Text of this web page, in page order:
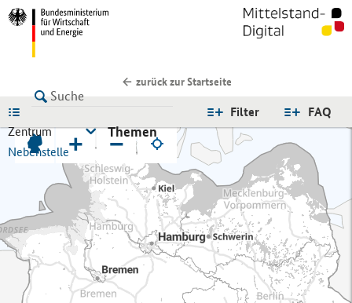
zurück zur Startseite
FAQ
Filter
Zentrum
Nebenstelle
Themen
+ −